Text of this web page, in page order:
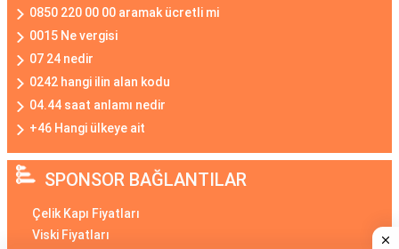
0850 220 00 00 aramak ücretli mi
0015 Ne vergisi
07 24 nedir
0242 hangi ilin alan kodu
04.44 saat anlamı nedir
+46 Hangi ülkeye ait
SPONSOR BAĞLANTILAR
Çelik Kapı Fiyatları
Viski Fiyatları